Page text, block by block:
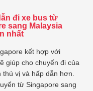
đi xe bus từ
sang Malaysia
nhất
kết hợp với
giúp cho chuyến đi của
thú vị và hấp dẫn hơn.
từ Singapore sang